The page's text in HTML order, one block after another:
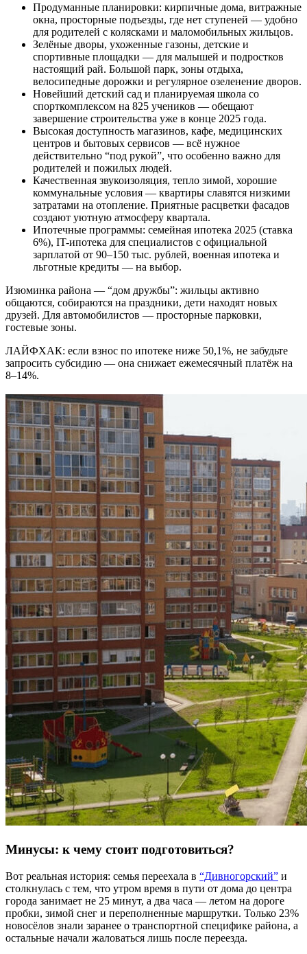
Продуманные планировки: кирпичные дома, витражные
окна, просторные подъезды, где нет ступеней — удобно
для родителей с колясками и маломобильных жильцов.
Зелёные дворы, ухоженные газоны, детские и
спортивные площадки — для малышей и подростков
настоящий рай. Большой парк, зоны отдыха,
велосипедные дорожки и регулярное озеленение дворов.
Новейший детский сад и планируемая школа со
спорткомплексом на 825 учеников — обещают
завершение строительства уже в конце 2025 года.
Высокая доступность магазинов, кафе, медицинских
центров и бытовых сервисов — всё нужное
действительно “под рукой”, что особенно важно для
родителей и пожилых людей.
Качественная звукоизоляция, тепло зимой, хорошие
коммунальные условия — квартиры славятся низкими
затратами на отопление. Приятные расцветки фасадов
создают уютную атмосферу квартала.
Ипотечные программы: семейная ипотека 2025 (ставка
6%), IT-ипотека для специалистов с официальной
зарплатой от 90–150 тыс. рублей, военная ипотека и
льготные кредиты — на выбор.
Изюминка района — “дом дружбы”: жильцы активно
общаются, собираются на праздники, дети находят новых
друзей. Для автомобилистов — просторные парковки,
гостевые зоны.
ЛАЙФХАК: если взнос по ипотеке ниже 50,1%, не забудьте
запросить субсидию — она снижает ежемесячный платёж на
8–14%.
Минусы: к чему стоит подготовиться?
Вот реальная история: семья переехала в “Дивногорский” и
столкнулась с тем, что утром время в пути от дома до центра
города занимает не 25 минут, а два часа — летом на дороге
пробки, зимой снег и переполненные маршрутки. Только 23%
новосёлов знали заранее о транспортной специфике района, а
остальные начали жаловаться лишь после переезда.